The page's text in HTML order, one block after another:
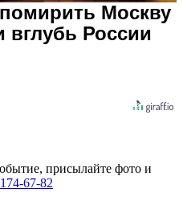
Москву
вглубь России
присылайте фото и
67-82